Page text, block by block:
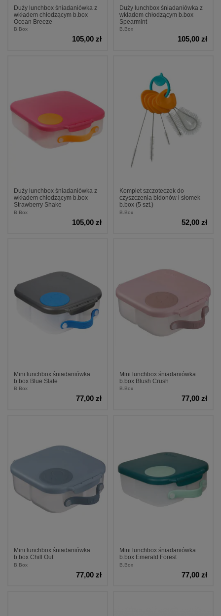
Duży lunchbox śniadaniówka z
wkładem chłodzącym b.box
Ocean Breeze
B.Box
105,00 zł
Duży lunchbox śniadaniówka z
wkładem chłodzącym b.box
Spearmint
B.Box
105,00 zł
Duży lunchbox śniadaniówka z
wkładem chłodzącym b.box
Strawberry Shake
B.Box
105,00 zł
Komplet szczoteczek do
czyszczenia bidonów i słomek
b.box (5 szt.)
B.Box
52,00 zł
Mini lunchbox śniadaniówka
b.box Blue Slate
B.Box
77,00 zł
Mini lunchbox śniadaniówka
b.box Blush Crush
B.Box
77,00 zł
Mini lunchbox śniadaniówka
b.box Chill Out
B.Box
77,00 zł
Mini lunchbox śniadaniówka
b.box Emerald Forest
B.Box
77,00 zł